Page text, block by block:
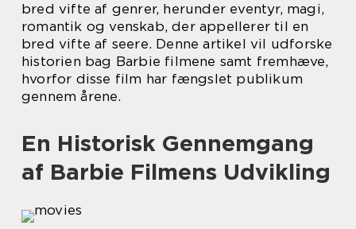
bred vifte af genrer, herunder eventyr, magi,
romantik og venskab, der appellerer til en
bred vifte af seere. Denne artikel vil udforske
historien bag Barbie filmene samt fremhæve,
hvorfor disse film har fængslet publikum
gennem årene.
En Historisk Gennemgang
af Barbie Filmens Udvikling